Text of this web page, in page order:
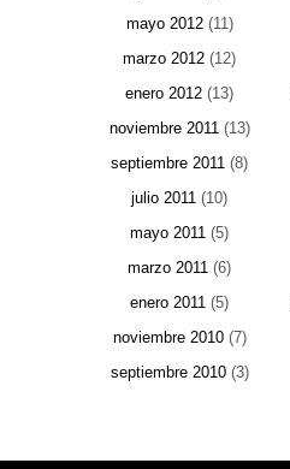
mayo 2012(11)
marzo 2012 (12)
enero 2012 (13)
noviembre 2011(13)
septiembre 2011 (8)
julio 2011 (10)
mayo 2011 (5)
marzo 2011 (6)
enero 2011 (5)
noviembre 2010(7)
septiembre 2010(3)